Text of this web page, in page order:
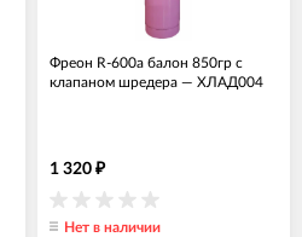
Фреон R-600a балон 850гр с
клапаном шредера — ХЛАД004
1 320 ₽
Нет в наличии